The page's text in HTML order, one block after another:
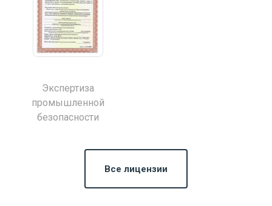
Экспертиза
промышленной
безопасности
Все лицензии